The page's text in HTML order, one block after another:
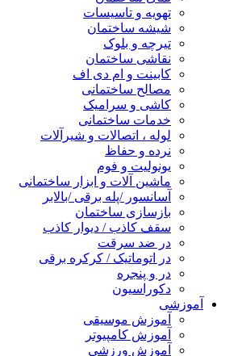
تهویه و تاسیسات
شیشه ساختمان
تیرچه و بلوک
نقاشی ساختمان
کابینت و ام دی اف
مصالح ساختمانی
کاشی و سرامیک
خدمات ساختمانی
لوله ، اتصالات و شیرآلات
نرده و حفاظ
یونولیت و فوم
ماشین آلات و ابزار ساختمانی
آسانسور /پله برقی /بالابر
بازسازی ساختمان
سقف کاذب / دیوار کاذب
در ضد سرقت
در اتوماتیک / کرکره برقی
در و پنجره
دکوراسیون
آموزشی
آموزش موسیقی
آموزش کامپیوتر
آموزش ورزشی